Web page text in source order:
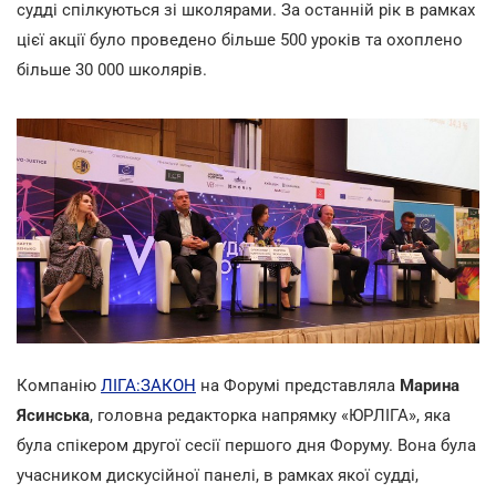
судді спілкуються зі школярами. За останній рік в рамках
цієї акції було проведено більше 500 уроків та охоплено
більше 30 000 школярів.
Компанію ЛІГА:ЗАКОН на Форумі представляла Марина
Ясинська, головна редакторка напрямку «ЮРЛІГА», яка
була спікером другої сесії першого дня Форуму. Вона була
учасником дискусійної панелі, в рамках якої судді,